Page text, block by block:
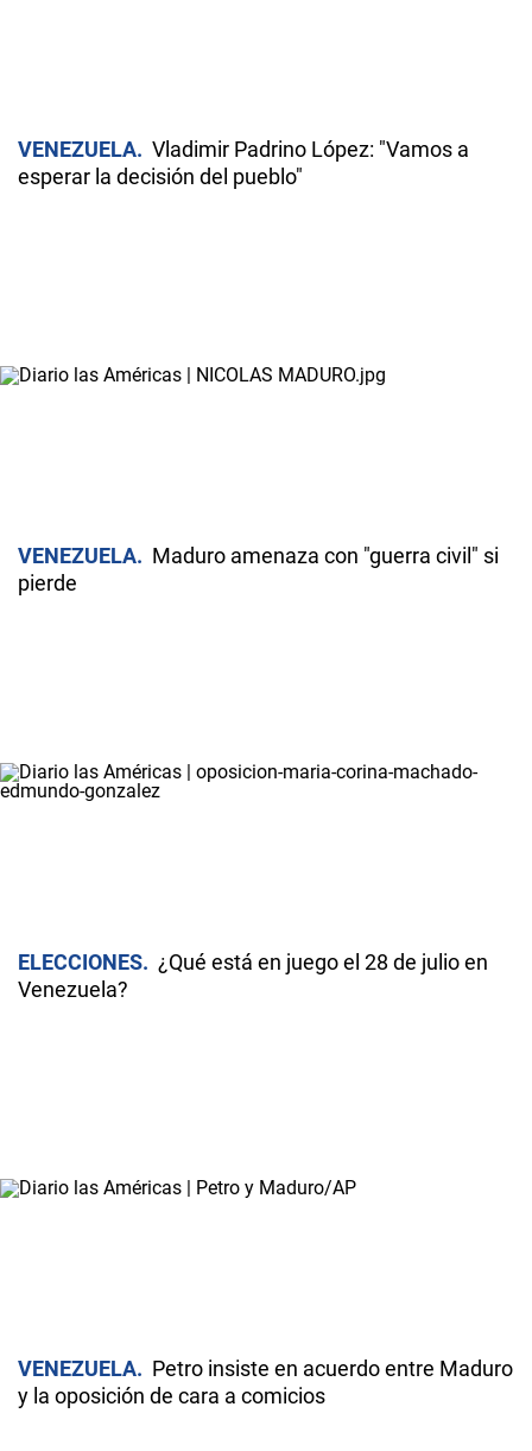
VENEZUELA
Vladimir Padrino López: "Vamos a
esperar la decisión del pueblo"
VENEZUELA
Maduro amenaza con "guerra civil" si
pierde
ELECCIONES
¿Qué está en juego el 28 de julio en
Venezuela?
VENEZUELA
Petro insiste en acuerdo entre Maduro
y la oposición de cara a comicios